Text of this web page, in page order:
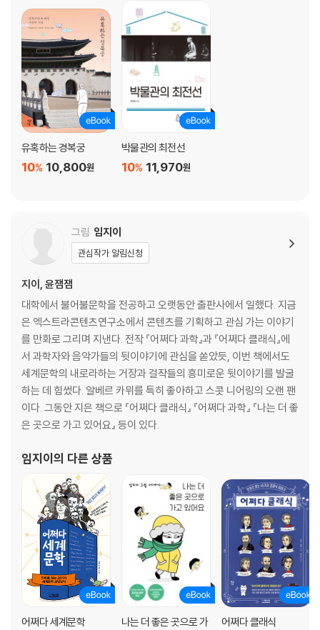
너털웃음 찾기 - 말 탄 사람 토기
숨은그림찾기 - 발걸이
마음이 만들다 - 재조대장경 경판으로 인쇄한 경전
사람을 움직이는 글자 - 한글 금속활자와 능엄경 언해본
국가 의례 사용설명서 - 외규장각 의궤
국토정보 네트워크 - 대동여지도
용의 꿈 - 대한제국 국새
유혹하는 경복궁
10,800원
10%
박물관의 최전선
11,970원
10%
그림 임지이
관심작가 알림신청
지이, 윤잼잼
대학에서 불어불문학을 전공하고 오랫동안 출판사에서 일했다. 지금
은 엑스트라콘텐츠연구소에서 콘텐츠를 기획하고 관심 가는 이야기
를 만화로 그리며 지낸다. 전작 『어쩌다 과학』과 『어쩌다 클래식』에
서 과학자와 음악가들의 뒷이야기에 관심을 쏟았듯, 이번 책에서도
세계문학의 내로라하는 거장과 걸작들의 흥미로운 뒷이야기를 발굴
하는 데 힘썼다. 알베르 카뮈를 특히 좋아하고 스콧 니어링의 오랜 팬
이다. 그동안 지은 책으로 『어쩌다 클래식』 『어쩌다 과학』 『나는 더 좋
은 곳으로 가고 있어요』 등이 있다.
임지이 의 다른 상품
어쩌다 세계문학 나는 더 좋은 곳으로 가 어쩌다 클래식